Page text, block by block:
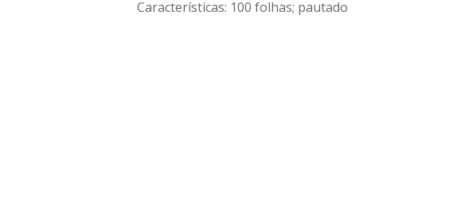
Características: 100 folhas; pautado